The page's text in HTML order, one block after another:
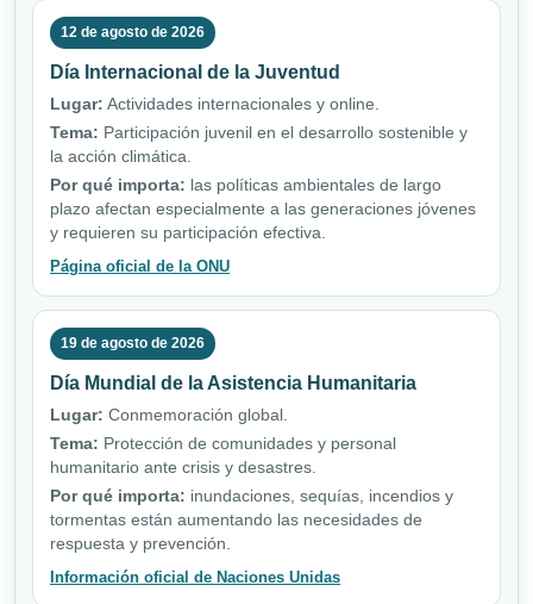
12 de agosto de 2026
Día Internacional de la Juventud
Lugar: Actividades internacionales y online.
Tema: Participación juvenil en el desarrollo sostenible y
la acción climática.
Por qué importa: las políticas ambientales de largo
plazo afectan especialmente a las generaciones jóvenes
y requieren su participación efectiva.
Página oficial de la ONU
19 de agosto de 2026
Día Mundial de la Asistencia Humanitaria
Lugar: Conmemoración global.
Tema: Protección de comunidades y personal
humanitario ante crisis y desastres.
Por qué importa: inundaciones, sequías, incendios y
tormentas están aumentando las necesidades de
respuesta y prevención.
Información oficial de Naciones Unidas